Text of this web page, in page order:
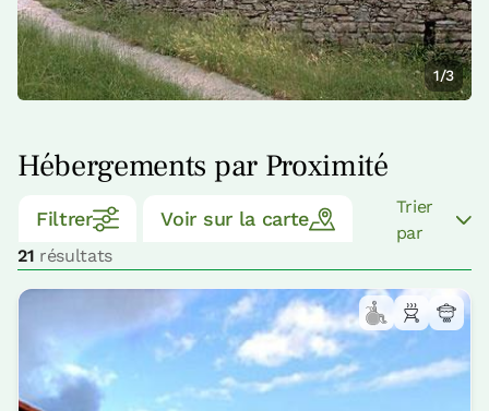
1/3
Hébergements par Proximité
Filtrer Voir sur la carte
21 résultats
Trier
par